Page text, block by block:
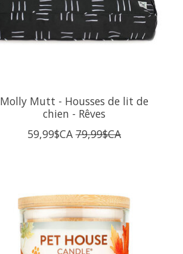
Molly Mutt - Housses de lit de
chien - Rêves
59,99$CA 79,99$CA